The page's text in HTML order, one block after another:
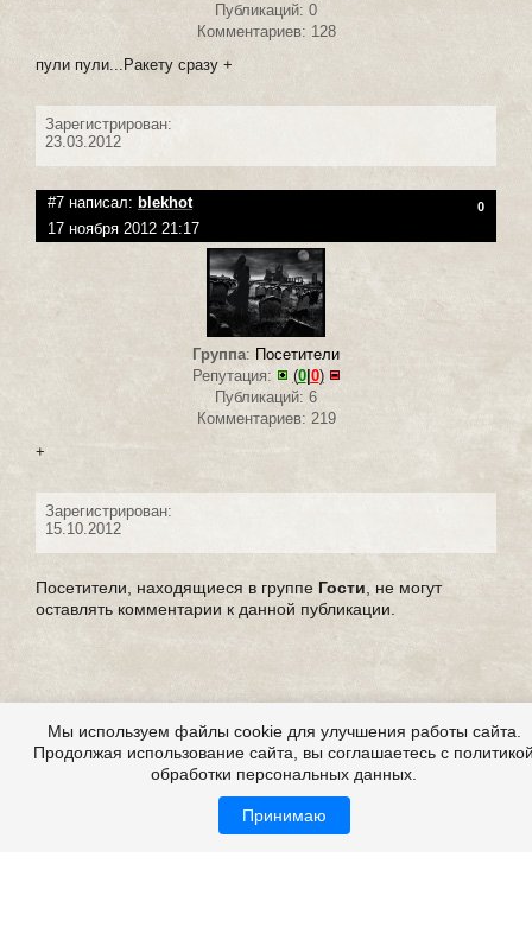
Публикаций: 0
Комментариев: 128
пули пули...Ракету сразу +
Зарегистрирован:
23.03.2012
#7 написал: blekhot 0
17 ноября 2012 21:17
Группа: Посетители
Репутация:
(0|0)
Публикаций: 6
Комментариев: 219
+
Зарегистрирован:
15.10.2012
Посетители, находящиеся в группе Гости , не могут
оставлять комментарии к данной публикации.
Мы используем файлы cookie для улучшения работы сайта.
Продолжая использование сайта, вы соглашаетесь с
обработки персональных данных.
Принимаю